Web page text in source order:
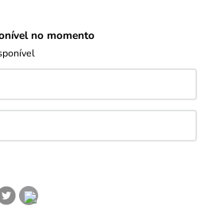
no momento